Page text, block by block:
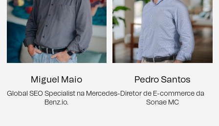
Miguel Maio
Global SEO Specialist na Mercedes-
Benz.io.
Pedro Santos
Diretor de E-commerce da
Sonae MC